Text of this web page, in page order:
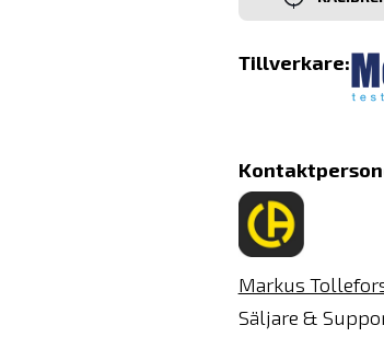
Tillverkare:
Markus
Säljare &